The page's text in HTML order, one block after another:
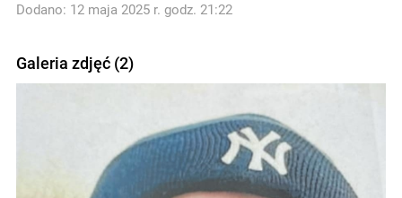
Dodano: 12 maja 2025 r. godz. 21:22
Galeria zdjęć (2)